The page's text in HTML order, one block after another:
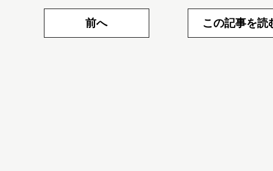
前へ この記事を読